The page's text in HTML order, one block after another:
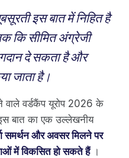
इस बात में निहित है
​​कि सीमित अंग्रेजी
दे सकता है और
जाता है।
वर्डकैंप यूरोप 2026 के
बात का एक उल्लेखनीय
समर्थन और अवसर मिलने पर
में विकसित हो सकते हैं।